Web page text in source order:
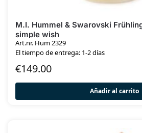
M.I. Hummel & Swarovski
simple wish
Art.nr. Hum 2329
El tiempo de entrega: 1-2 días
€149.00
Añadir al carrito